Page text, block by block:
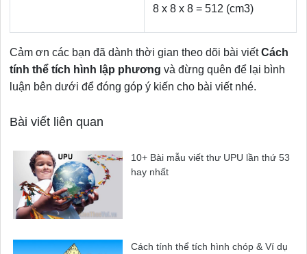
8 x 8 x 8 = 512 (cm3)
Cảm ơn các bạn đã dành thời gian theo dõi bài viếtCách
tính thể tích hình lập phương và đừng quên để lại bình
luận bên dưới để đóng góp ý kiến cho bài viết nhé.
Bài viết liên quan
10+ Bài mẫu viết thư UPU lần thứ 53
hay nhất
Cách tính thể tích hình chóp & Ví dụ